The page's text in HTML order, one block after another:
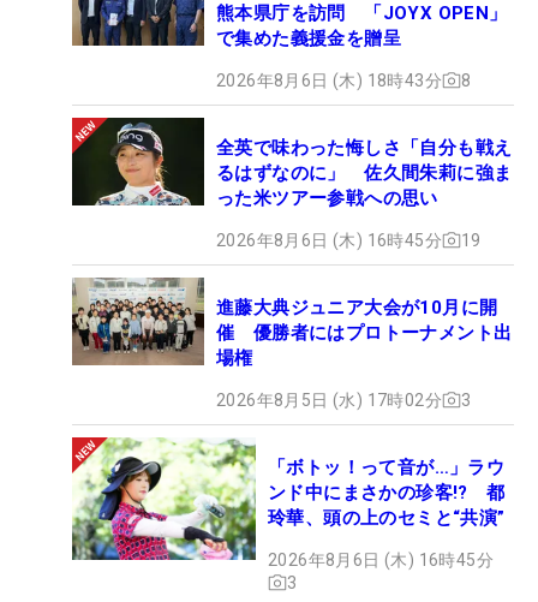
熊本県庁を訪問 「JOYX OPEN」
で集めた義援金を贈呈
2026年8月6日 (木) 18時43分 8
全英で味わった悔しさ「自分も戦え
るはずなのに」 佐久間朱莉に強ま
った米ツアー参戦への思い
2026年8月6日 (木) 16時45分 19
進藤大典ジュニア大会が10月に開
催 優勝者にはプロトーナメント出
場権
2026年8月5日 (水) 17時02分 3
「ボトッ！って音が…」ラウ
ンド中にまさかの珍客!? 都
玲華、頭の上のセミと“共演”
2026年8月6日 (木) 16時45分
3